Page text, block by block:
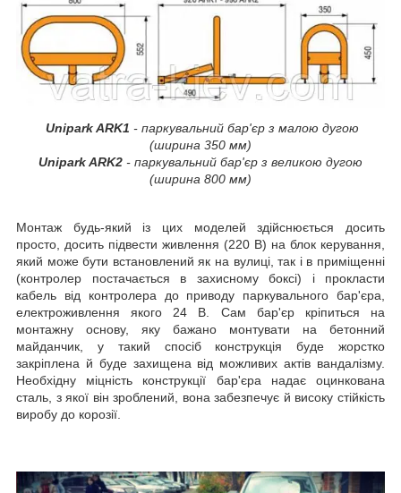
Unipark ARK1 - паркувальний бар'єр з малою дугою
(ширина 350 мм)
Unipark ARK2 - паркувальний бар'єр з великою дугою
(ширина 800 мм)
Монтаж будь-який із цих моделей здійснюється досить
просто, досить підвести живлення (220 В) на блок керування,
який може бути встановлений як на вулиці, так і в приміщенні
(контролер постачається в захисному боксі) і прокласти
кабель від контролера до приводу паркувального бар'єра,
електроживлення якого 24 В. Сам бар'єр кріпиться на
монтажну основу, яку бажано монтувати на бетонний
майданчик, у такий спосіб конструкція буде жорстко
закріплена й буде захищена від можливих актів вандалізму.
Необхідну міцність конструкції бар'єра надає оцинкована
сталь, з якої він зроблений, вона забезпечує й високу стійкість
виробу до корозії.